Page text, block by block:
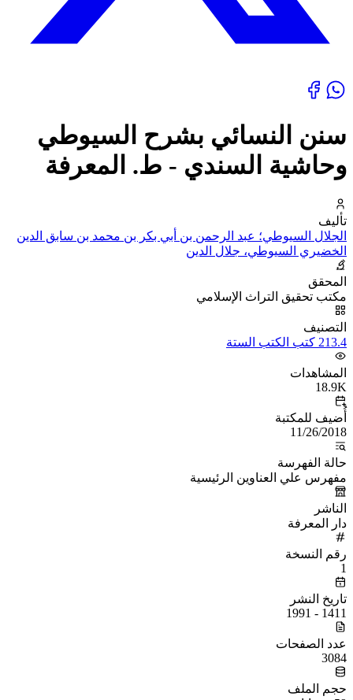
سنن النسائي بشرح السيوطي
وحاشية السندي - ط. المعرفة
تأليف
الجلال السيوطي؛ عبد الرحمن بن أبي بكر بن محمد بن سابق الدين
الخضيري السيوطي، جلال الدين
المحقق
مكتب تحقيق التراث الإسلامي
التصنيف
213.4 كتب الكتب الستة
المشاهدات
18.9K
أُضيف للمكتبة
11/26/2018
حالة الفهرسة
مفهرس علي العناوين الرئيسية
الناشر
دار المعرفة
رقم النسخة
1
تاريخ النشر
1411 - 1991
عدد الصفحات
3084
حجم الملف